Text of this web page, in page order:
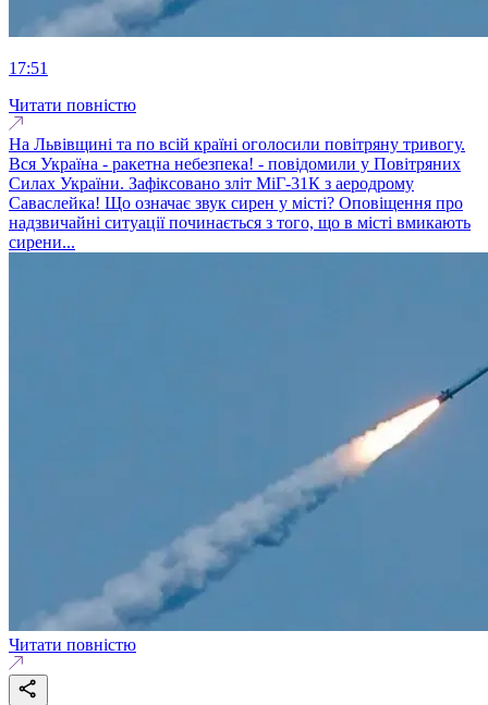
17:51
Читати повністю
На Львівщині та по всій країні оголосили повітряну тривогу.
Вся Україна - ракетна небезпека! - повідомили у Повітряних
Силах України. Зафіксовано зліт МіГ-31К з аеродрому
Саваслейка! Що означає звук сирен у місті? Оповіщення про
надзвичайні ситуації починається з того, що в місті вмикають
сирени...
Читати повністю